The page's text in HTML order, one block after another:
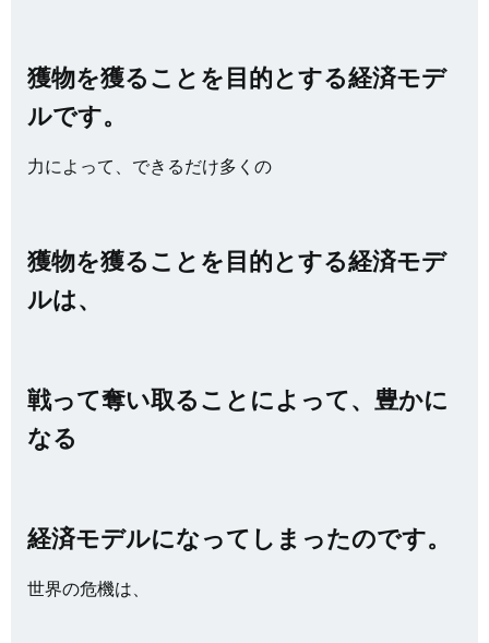
獲物を獲ることを目的とする経済モデ
ルです。
力によって、できるだけ多くの
獲物を獲ることを目的とする経済モデ
ルは、
戦って奪い取ることによって、豊かに
なる
経済モデルになってしまったのです。
世界の危機は、